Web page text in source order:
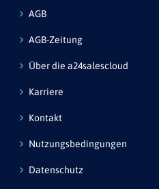
AGB
AGB-Zeitung
Über die a24salescloud
Karriere
Kontakt
Nutzungsbedingungen
Datenschutz